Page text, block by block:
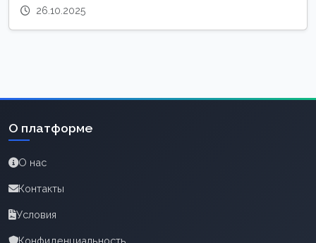
26.10.2025
О платформе
О нас
Контакты
Условия